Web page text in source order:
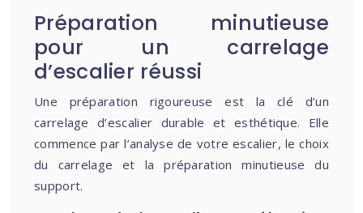
Préparation minutieuse
pour un carrelage
d’escalier réussi
Une préparation rigoureuse est la clé d’un
carrelage d’escalier durable et esthétique. Elle
commence par l’analyse de votre escalier, le choix
du carrelage et la préparation minutieuse du
support.